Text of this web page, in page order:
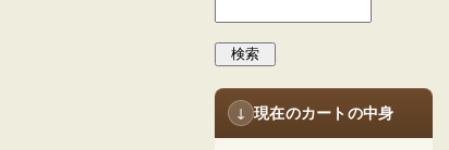
検索
↓ 現在のカートの中身